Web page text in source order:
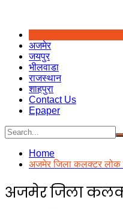
अजमेर
जयपुर
भीलवाडा
राजस्थान
शाहपुरा
Contact Us
Epaper
Home
अजमेर जिला कलक्टर लोक
अजमेर जिला